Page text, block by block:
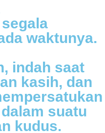
waktunya.
indah saat
kasih, dan
suatu
kudus.